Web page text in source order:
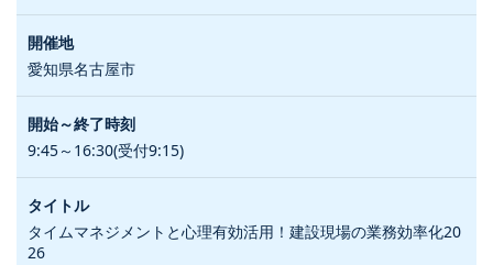
愛知県名古屋市
9:45～16:30(受付9:15)
タイムマネジメントと心理有効活用！建設現場の業務効率化20
26